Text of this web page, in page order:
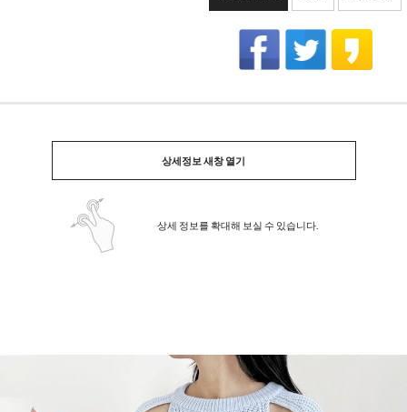
상세정보 새창 열기
상세 정보를 확대해 보실 수 있습니다.